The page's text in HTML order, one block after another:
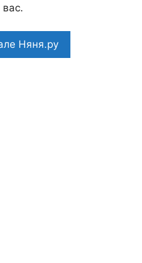
Няня.ру